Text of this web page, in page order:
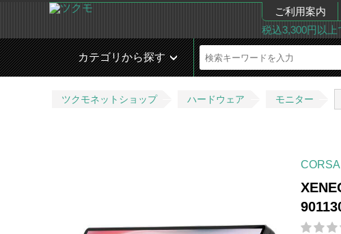
ご利用案内
税込3,300円以上
カテゴリから探す
ツクモネットショップ ハードウェア モニター